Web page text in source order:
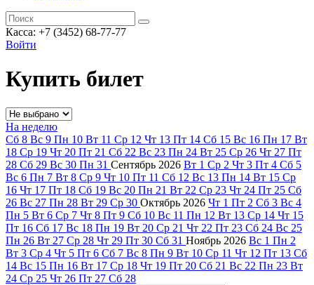
Касса: +7 (3452) 68-77-77
Войти
Купить билет
На неделю
Сб 8 Вс 9 Пн 10 Вт 11 Ср 12 Чт 13 Пт 14 Сб 15 Вс 16 Пн 17 Вт
18 Ср 19 Чт 20 Пт 21 Сб 22 Вс 23 Пн 24 Вт 25 Ср 26 Чт 27 Пт
28 Сб 29 Вс 30 Пн 31 Сентябрь 2026 Вт 1 Ср 2 Чт 3 Пт 4 Сб 5
Вс 6 Пн 7 Вт 8 Ср 9 Чт 10 Пт 11 Сб 12 Вс 13 Пн 14 Вт 15 Ср
16 Чт 17 Пт 18 Сб 19 Вс 20 Пн 21 Вт 22 Ср 23 Чт 24 Пт 25 Сб
26 Вс 27 Пн 28 Вт 29 Ср 30 Октябрь 2026 Чт 1 Пт 2 Сб 3 Вс 4
Пн 5 Вт 6 Ср 7 Чт 8 Пт 9 Сб 10 Вс 11 Пн 12 Вт 13 Ср 14 Чт 15
Пт 16 Сб 17 Вс 18 Пн 19 Вт 20 Ср 21 Чт 22 Пт 23 Сб 24 Вс 25
Пн 26 Вт 27 Ср 28 Чт 29 Пт 30 Сб 31 Ноябрь 2026 Вс 1 Пн 2
Вт 3 Ср 4 Чт 5 Пт 6 Сб 7 Вс 8 Пн 9 Вт 10 Ср 11 Чт 12 Пт 13 Сб
14 Вс 15 Пн 16 Вт 17 Ср 18 Чт 19 Пт 20 Сб 21 Вс 22 Пн 23 Вт
24 Ср 25 Чт 26 Пт 27 Сб 28